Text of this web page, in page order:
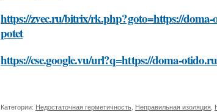
https://zvec.ru/bitrix/rk.php?goto=https://
potet
https://cse.google.vu/url?q=https://doma-
Категории: Недостаточная герметичность Неправильная изоляция